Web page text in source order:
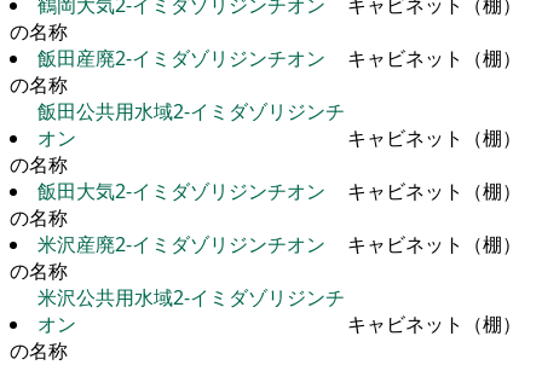
の名称
飯田産廃2-イミダゾリジンチオン
キャビネット（棚）
の名称
飯田公共用水域2-イミダゾリジンチ
オン
キャビネット（棚）
の名称
飯田大気2-イミダゾリジンチオン
キャビネット（棚）
の名称
米沢産廃2-イミダゾリジンチオン
キャビネット（棚）
の名称
米沢公共用水域2-イミダゾリジンチ
オン
キャビネット（棚）
の名称